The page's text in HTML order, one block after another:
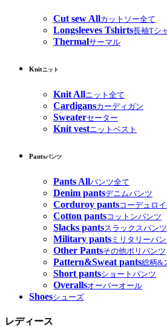
Cut sew Allカットソー全て
Longsleeves Tshirts長袖Tシ
Thermalサーマル
Knitニット
Knit Allニット全て
Cardigansカーディガン
Sweaterセーター
Knit vestニットベスト
Pantsパンツ
Pants Allパンツ全て
Denim pantsデニムパンツ
Corduroy pantsコーデュロ
Cotton pantsコットンパンツ
Slacks pantsスラックスパンツ
Military pants ミリタリーパ
Other Pantsその他ポリパンツ
Pattern&Sweat pants総柄&
Short pantsショートパンツ
Overallsオーバーオール
Shoesシューズ
レディース